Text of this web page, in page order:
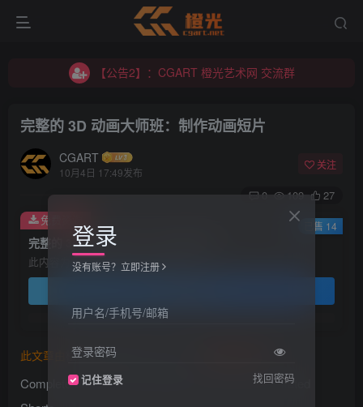
【公告2】：CGART 橙光艺术网 交流群
【公告2】：CGART 橙光艺术网 交流群
完整的 3D 动画大师班：制作动画短片
CGART
10月4日 17:49发布
关注
0 109 27
完整的 3D 动画大师班：制作动画短片
此内容为免费资源，请登录后查看
免费资源 已售 14
此文章由 橙光艺术网(www.cgart.net)
Complete 3D Animation Masterclass: Create Animated
登录
没有账号？立即注册
用户名/手机号/邮箱
登录密码
记住登录 找回密码